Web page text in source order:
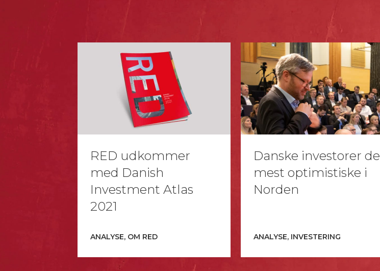
RED udkommer
med Danish
Investment Atlas
2021
ANALYSE, OM RED
Danske investorer de
mest optimistiske i
Norden
ANALYSE, INVESTERING